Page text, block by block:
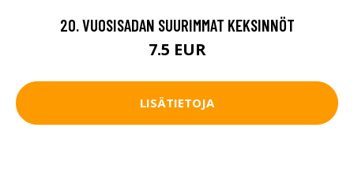
20. VUOSISADAN SUURIMMAT KEKSINNÖT
7.5 EUR
LISÄTIETOJA